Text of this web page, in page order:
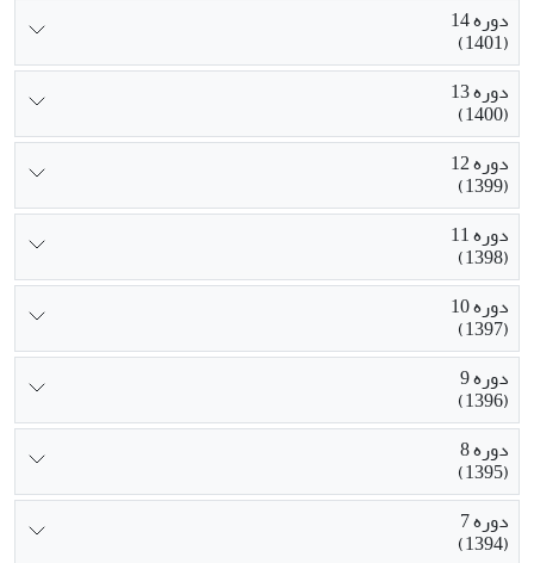
دوره 14
(1401)
دوره 13
(1400)
دوره 12
(1399)
دوره 11
(1398)
دوره 10
(1397)
دوره 9
(1396)
دوره 8
(1395)
دوره 7
(1394)